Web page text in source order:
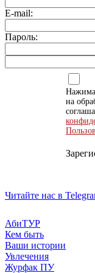
E-mail:
Пароль:
на
Читайте нас в
АбиТУР
Кем быть
Ваши истории
Увлечения
Журфак ПУ